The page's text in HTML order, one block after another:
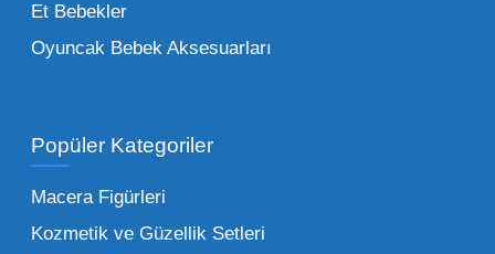
her şeyi portföyümüzde bulabilirsiniz.
İşletmeler için toptan oyuncak satış ve alımı
şüphesiz ki birim maliyetin düşmesidir.
Oyuncak toptan kanalına geçildiğinde,
Et Bebekler
Oyuncak Bebek Aksesuarları
Popüler Kategoriler
Macera Figürleri
Kozmetik ve Güzellik Setleri